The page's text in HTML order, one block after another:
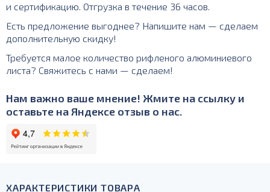
и сертификацию. Отгрузка в течение 36 часов.
Есть предложение выгоднее? Напишите нам — сделаем
дополнительную скидку!
Требуется малое количество рифленого алюминиевого
листа? Свяжитесь с нами — сделаем!
Нам важно ваше мнение! Жмите на ссылку и
оставьте на Яндексе отзыв о нас.
ХАРАКТЕРИСТИКИ ТОВАРА